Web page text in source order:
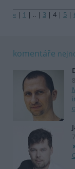
« | 1 | .. | 3 | 4 | 5 |
komentáře